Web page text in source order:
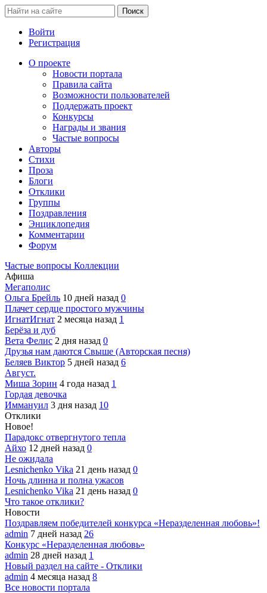
Войти
Регистрация
О проекте
Новости портала
Правила сайта
Возможности пользователей
Поддержать проект
Конкурсы
Награды и звания
Частые вопросы
Авторы
Стихи
Проза
Блоги
Отклики
Группы
Поздравления
Энциклопедия
Комментарии
Форум
Частые вопросы Коллекции
Афиша
Мегаполис
Ольга Брейль 10 дней назад 0
Плачет сердце простого мужчины
ИгнатИгнат 2 месяца назад 1
Берёза и дуб
Вета Фелис 2 дня назад 0
Друзья нам даются Свыше (Авторская песня)
Беляев Виктор 5 дней назад 6
Август.
Миша Зорин 4 года назад 1
Гордая девочка
Иммануил 3 дня назад 10
Отклики
Новое!
Парадокс отвергнутого тепла
Айхо 12 дней назад 0
Не ожидала
Lesnichenko Vika 21 день назад 0
Ночь длинна и полна ужасов
Lesnichenko Vika 21 день назад 0
Что такое отклики?
Новости
Поздравляем победителей конкурса «Неразделенная любовь»!
admin 7 дней назад 26
Конкурс «Неразделенная любовь»
admin 28 дней назад 1
Новый раздел на сайте - Отклики
admin 4 месяца назад 8
Все новости портала